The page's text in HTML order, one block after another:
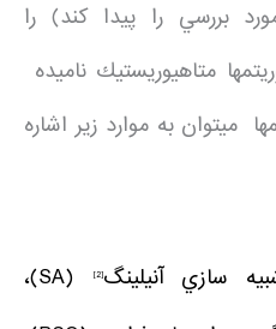
بررسي را پيدا كند) را
متاهيوريستيك ناميده
ميتوان به موارد زير اشاره
[2]
(SA)،